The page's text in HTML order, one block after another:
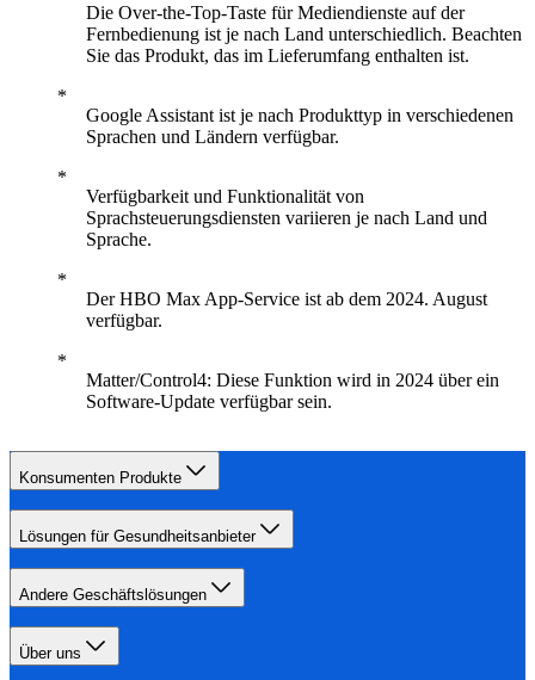
Die Over-the-Top-Taste für Mediendienste auf der
Fernbedienung ist je nach Land unterschiedlich. Beachten
Sie das Produkt, das im Lieferumfang enthalten ist.
Google Assistant ist je nach Produkttyp in verschiedenen
Sprachen und Ländern verfügbar.
Verfügbarkeit und Funktionalität von
Sprachsteuerungsdiensten variieren je nach Land und
Sprache.
Der HBO Max App-Service ist ab dem 2024. August
verfügbar.
Matter/Control4: Diese Funktion wird in 2024 über ein
Software-Update verfügbar sein.
Konsumenten Produkte
Lösungen für Gesundheitsanbieter
Andere Geschäftslösungen
Über uns